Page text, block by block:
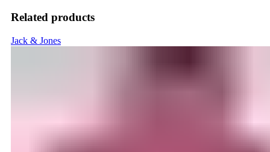
Related products
Jack & Jones